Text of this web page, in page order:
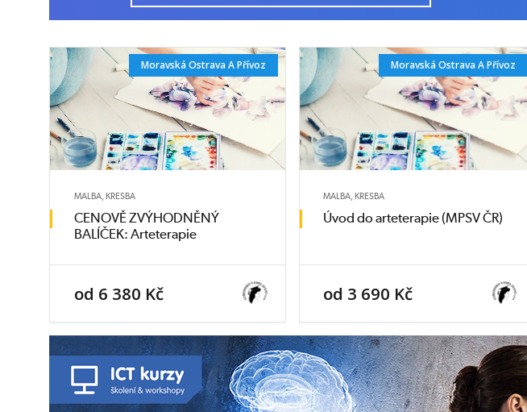
Moravská Ostrava A Přívoz
MALBA, KRESBA
CENOVĚ ZVÝHODNĚNÝ
BALÍČEK: Arteterapie
od 6 380 Kč
Moravská Ostrava A Přívoz
MALBA, KRESBA
Úvod do arteterapie (MPSV ČR)
od 3 690 Kč